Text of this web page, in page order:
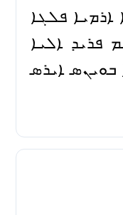
ܦܠܓܐ
ܦܪܝܕ ܐܠܝܐ
ܐܝܪܣ